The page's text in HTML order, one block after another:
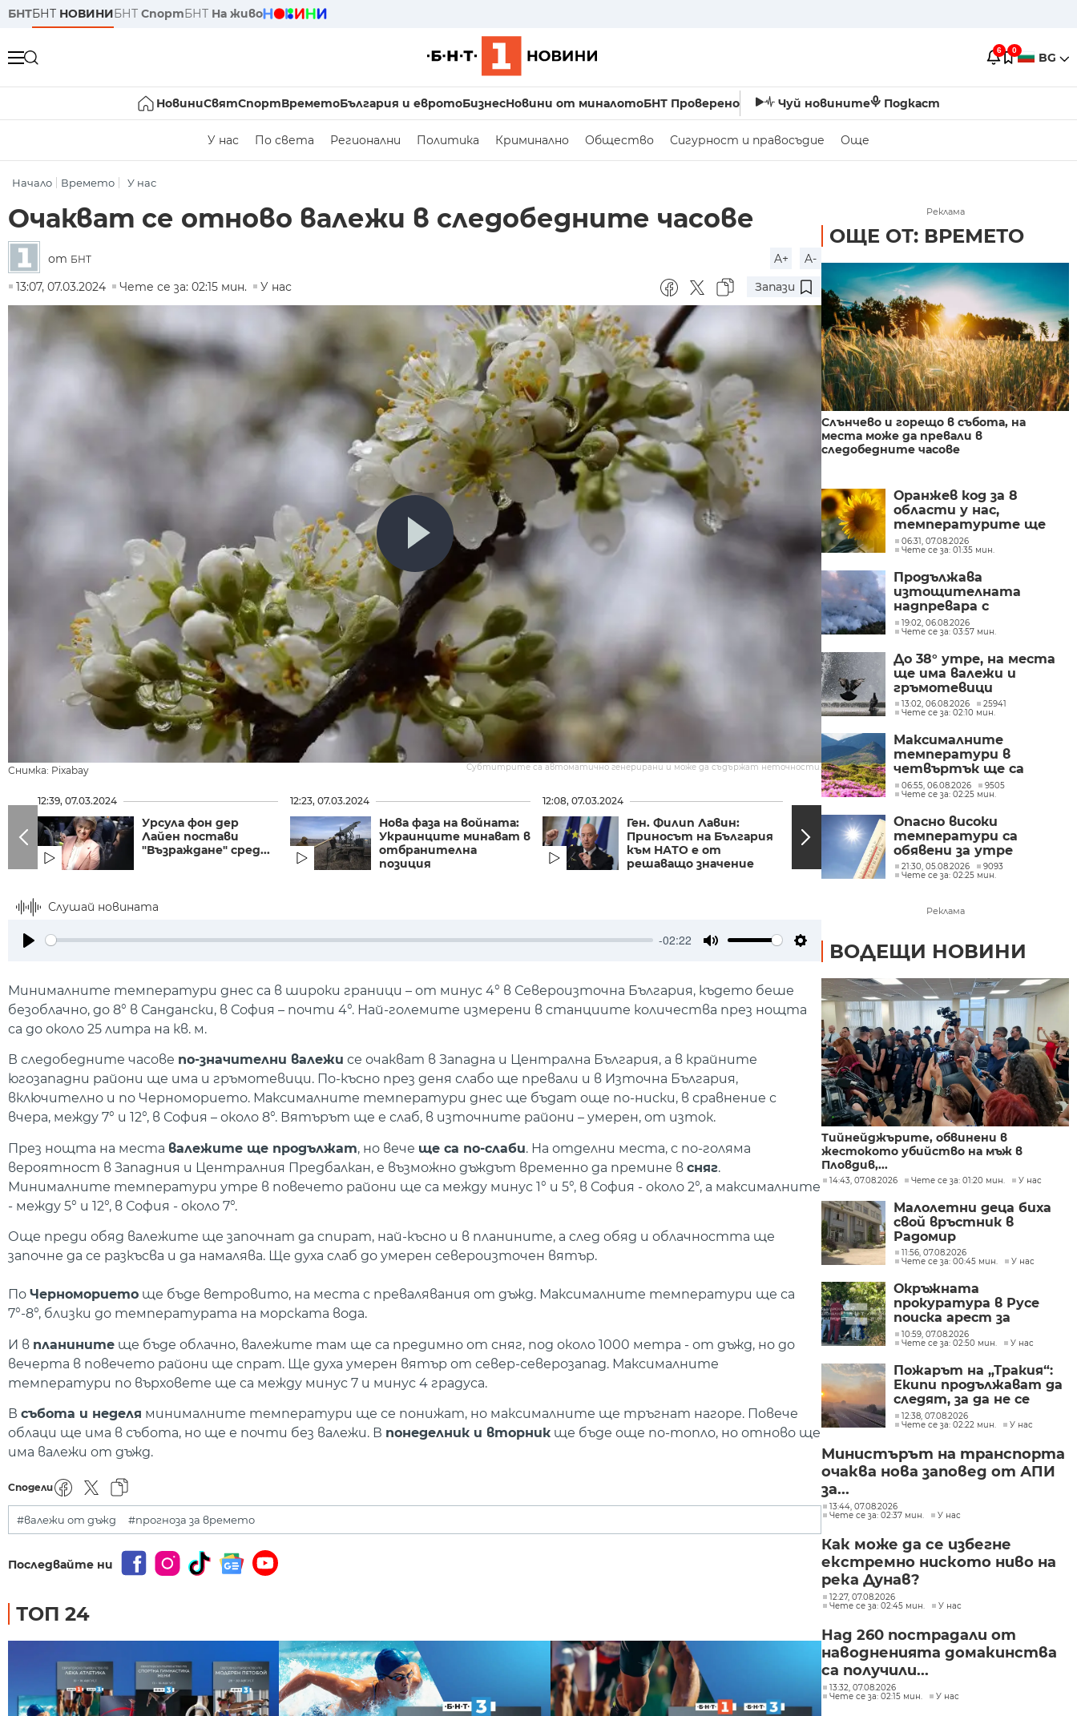
БНТБНТ НОВИНИБНТ СпортБНТ На живо
6 0 BG
НовиниСвятСпортВреметоБългария и евротоБизнесНовини от миналотоБНТ Проверено Чуй новините Подкаст
У нас По света Регионални Политика Криминално Общество Сигурност и правосъдие Още
Начало Времето У нас
Очакват се отново валежи в следобедните часове
от БНТ A+
A-
13:07, 07.03.2024
Чете се за: 02:15 мин. У нас Запази
Снимка: Pixabay Субтитрите са автоматично генерирани и може да съдържат неточности.
12:39, 07.03.2024
Урсула фон дер
Лайен постави
"Възраждане" сред...
12:23, 07.03.2024
Нова фаза на войната:
Украинците минават в
отбранителна
позиция
12:08, 07.03.2024
Ген. Филип Лавин:
Приносът на България
към НАТО е от
решаващо значение
12:05, 07.03.2024
Какви са
политическите
очаквания след
оставката на Денков?
Слушай новината
-02:22
Settings
Минималните температури днес са в широки граници – от минус 4° в Североизточна България, където беше
безоблачно, до 8° в Сандански, в София – почти 4°. Най-големите измерени в станциите количества през нощта
са до около 25 литра на кв. м.
В следобедните часове по-значителни валежи се очакват в Западна и Централна България, а в крайните
югозападни райони ще има и гръмотевици. По-късно през деня слабо ще превали и в Източна България,
включително и по Черноморието. Максималните температури днес ще бъдат още по-ниски, в сравнение с
вчера, между 7° и 12°, в София – около 8°. Вятърът ще е слаб, в източните райони – умерен, от изток.
През нощта на места валежите ще продължат, но вече ще са по-слаби. На отделни места, с по-голяма
вероятност в Западния и Централния Предбалкан, е възможно дъждът временно да премине в сняг.
Минималните температури утре в повечето райони ще са между минус 1° и 5°, в София - около 2°, а максималните
- между 5° и 12°, в София - около 7°.
Още преди обяд валежите ще започнат да спират, най-късно и в планините, а след обяд и облачността ще
започне да се разкъсва и да намалява. Ще духа слаб до умерен североизточен вятър.
По Черноморието ще бъде ветровито, на места с превалявания от дъжд. Максималните температури ще са
7°-8°, близки до температурата на морската вода.
И в планините ще бъде облачно, валежите там ще са предимно от сняг, под около 1000 метра - от дъжд, но до
вечерта в повечето райони ще спрат. Ще духа умерен вятър от север-северозапад. Максималните
температури по върховете ще са между минус 7 и минус 4 градуса.
В събота и неделя минималните температури ще се понижат, но максималните ще тръгнат нагоре. Повече
облаци ще има в събота, но ще е почти без валежи. В понеделник и вторник ще бъде още по-топло, но отново ще
има валежи от дъжд.
Сподели
#валежи от дъжд #прогноза за времето
Последвайте ни
ТОП 24
Реклама
ОЩЕ ОТ: ВРЕМЕТО
Слънчево и горещо в събота, на
места може да превали в
следобедните часове
Оранжев код за 8
области у нас,
температурите ще
достигат до 38
градуса
06:31, 07.08.2026
Чете се за: 01:35 мин.
Продължава
изтощителната
надпревара с
бушуващите пожари в
Европа
19:02, 06.08.2026
Чете се за: 03:57 мин.
До 38° утре, на места
ще има валежи и
гръмотевици
13:02, 06.08.2026
25941
Чете се за: 02:10 мин.
Максималните
температури в
четвъртък ще са
между 32° и 37°
06:55, 06.08.2026
9505
Чете се за: 02:25 мин.
Опасно високи
температури са
обявени за утре
21:30, 05.08.2026
9093
Чете се за: 02:25 мин.
Реклама
ВОДЕЩИ НОВИНИ
Тийнейджърите, обвинени в
жестокото убийство на мъж в
Пловдив,...
14:43, 07.08.2026 Чете се за: 01:20 мин. У нас
Малолетни деца биха
свой връстник в
Радомир
11:56, 07.08.2026
Чете се за: 00:45 мин.
У нас
Окръжната
прокуратура в Русе
поиска арест за
петима от
участниците в
разбитата
лаборатория за
фентанил
10:59, 07.08.2026
Чете се за: 02:50 мин.
У нас
Пожарът на „Тракия“:
Екипи продължават да
следят, за да не се
разпространява
огънят
12:38, 07.08.2026
Чете се за: 02:22 мин.
У нас
Министърът на транспорта
очаква нова заповед от АПИ
за...
13:44, 07.08.2026
Чете се за: 02:37 мин.
У нас
Как може да се избегне
екстремно ниското ниво на
река Дунав?
12:27, 07.08.2026
Чете се за: 02:45 мин.
У нас
Над 260 пострадали от
наводненията домакинства
са получили...
13:32, 07.08.2026
Чете се за: 02:15 мин.
У нас